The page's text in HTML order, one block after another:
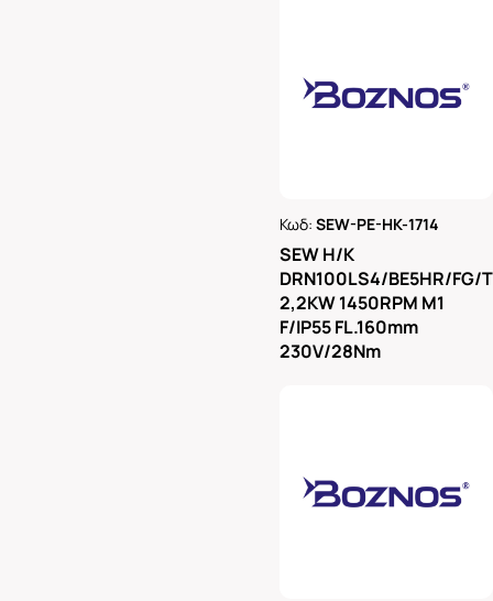
Κωδ:SEW-PE-HK-1714
SEW H/K
DRN100LS4/BE5HR/FG/
2,2KW 1450RPM M1
F/IP55 FL.160mm
230V/28Nm